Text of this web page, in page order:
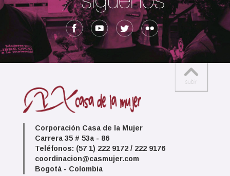
Corporación Casa de la Mujer
Carrera 35 # 53a - 86
Teléfonos: (57 1) 222 9172 / 222 9176
coordinacion@casmujer.com
Bogotá - Colombia